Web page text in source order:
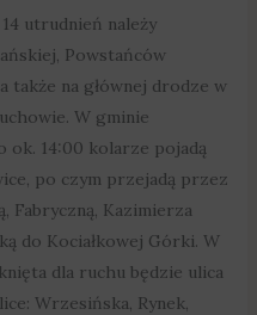
utrudnień należy
Powstańców
na głównej drodze w
W gminie
ok. 14:00 kolarze pojadą
po czym przejadą przez
Fabryczną, Kazimierza
do Kociałkowej Górki. W
dla ruchu będzie ulica
Wrzesińska, Rynek,